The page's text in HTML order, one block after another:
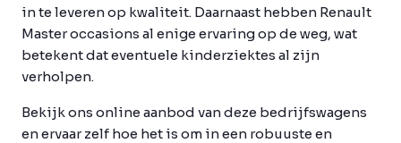
in te leveren op kwaliteit. Daarnaast hebben Renault
Master occasions al enige ervaring op de weg, wat
betekent dat eventuele kinderziektes al zijn
verholpen.
Bekijk ons online aanbod van deze bedrijfswagens
en ervaar zelf hoe het is om in een robuuste en